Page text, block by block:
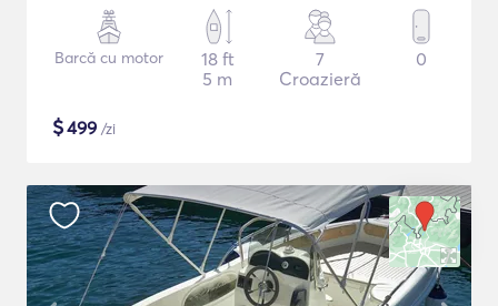
Barcă cu motor
18 ft
5 m
7
Croazieră
0
$499 /zi